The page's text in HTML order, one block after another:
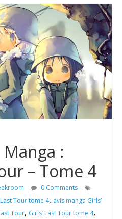
:
– Tome 4
0 Comments
Last Tour tome 4, avis manga Girls’
Tour, Girls’ Last Tour tome 4,